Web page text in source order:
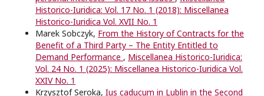
Historico-Iuridica: Vol. 17 No. 1 (2018): Miscellanea
Historico-Iuridica Vol. XVII No. 1
Marek Sobczyk, From the History of Contracts for the
Benefit of a Third Party – The Entity Entitled to
Demand Performance , Miscellanea Historico-Iuridica:
Vol. 24 No. 1 (2025): Miscellanea Historico-Iuridica Vol.
XXIV No. 1
Krzysztof Seroka, Ius caducum in Lublin in the Second